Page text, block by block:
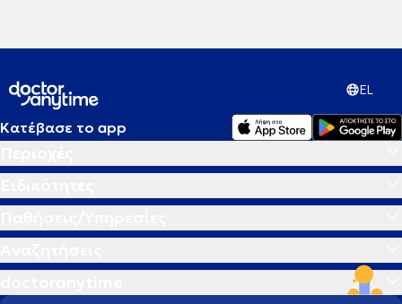
EL
Κατέβασε το app